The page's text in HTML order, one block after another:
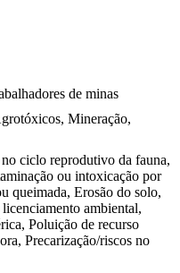
de minas
Mineração,
ciclo reprodutivo da fauna,
ou intoxicação por
queimada, Erosão do solo,
ambiental,
Poluição de recurso
Precarização/riscos no